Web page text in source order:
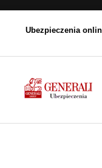
Ubezpieczenia